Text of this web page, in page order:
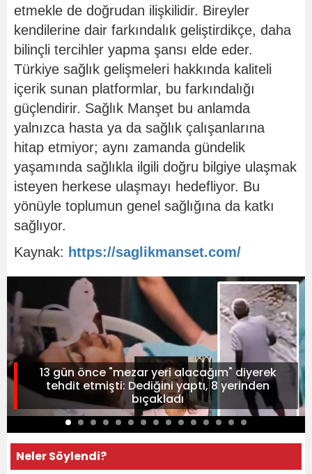
etmekle de doğrudan ilişkilidir. Bireyler
kendilerine dair farkındalık geliştirdikçe, daha
bilinçli tercihler yapma şansı elde eder.
Türkiye sağlık gelişmeleri hakkında kaliteli
içerik sunan platformlar, bu farkındalığı
güçlendirir. Sağlık Manşet bu anlamda
yalnızca hasta ya da sağlık çalışanlarına
hitap etmiyor; aynı zamanda gündelik
yaşamında sağlıkla ilgili doğru bilgiye ulaşmak
isteyen herkese ulaşmayı hedefliyor. Bu
yönüyle toplumun genel sağlığına da katkı
sağlıyor.
Kaynak: https://saglikmanset.com/
13 gün önce "mezar yeri alacağım" diyerek
tehdit etmişti: Dediğini yaptı, 8 yerinden
bıçakladı
Neler Söylendi?